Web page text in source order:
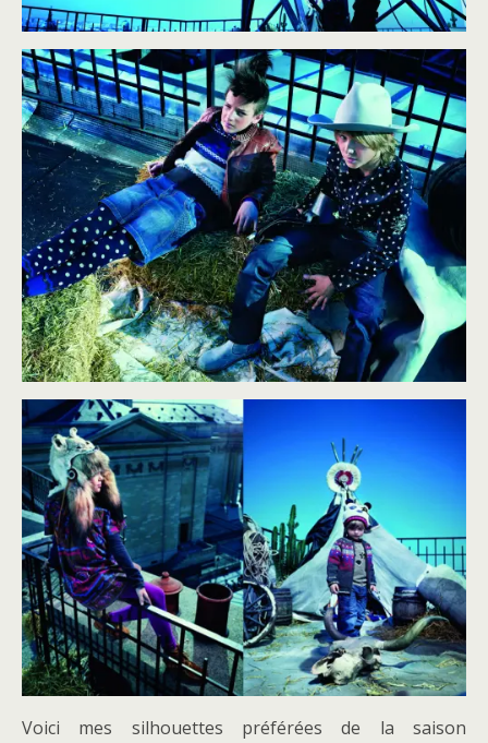
Voici mes silhouettes préférées de la saison